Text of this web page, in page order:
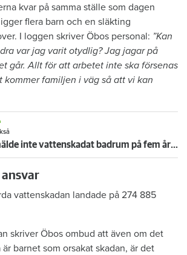
kvar på samma ställe som dagen
flera barn och en släkting
I loggen skriver Öbos personal: ”Kan
var jag varit otydlig? Jag jagar på
går. Allt för att arbetet inte ska försenas
kommer familjen i väg så att vi kan
Anmälde inte vattenskadat badrum på fem år – krävs på 125 000 kronor
vattenskadan landade på 274 885
skriver Öbos ombud att även om det
barnet som orsakat skadan, är det